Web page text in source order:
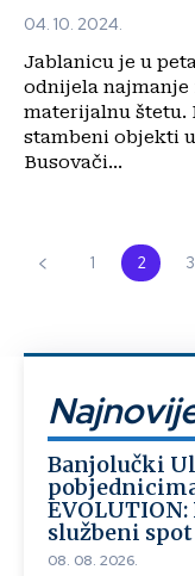
04. 10. 2024.
Jablanicu je u
odnijela najmanje
materijalnu štetu. Naime, poplavljene su ulice i
stambeni objekti
Busovači...
1 2 3
Banjolučki
službeni spot
08. 08. 2026.